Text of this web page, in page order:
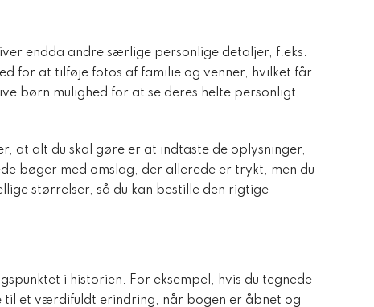
endda andre særlige personlige detaljer, f.eks.
for at tilføje fotos af familie og venner, hvilket får
børn mulighed for at se deres helte personligt,
at alt du skal gøre er at indtaste de oplysninger,
bøger med omslag, der allerede er trykt, men du
størrelser, så du kan bestille den rigtige
i historien. For eksempel, hvis du tegnede
til et værdifuldt erindring, når bogen er åbnet og